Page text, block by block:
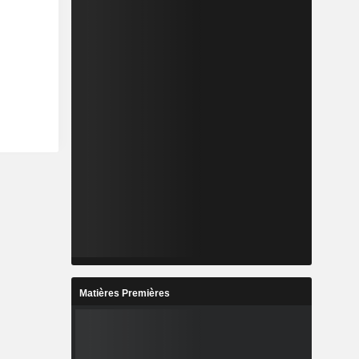
Matières Premières